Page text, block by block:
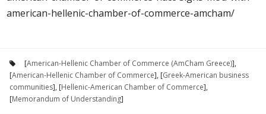
american-hellenic-chamber-of-commerce-amcham/
[American-Hellenic Chamber of Commerce (AmCham Greece)],
[American‑Hellenic Chamber of Commerce], [Greek-American business
communities], [Hellenic-American Chamber of Commerce],
[Memorandum of Understanding]